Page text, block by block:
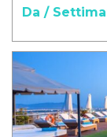
Da /